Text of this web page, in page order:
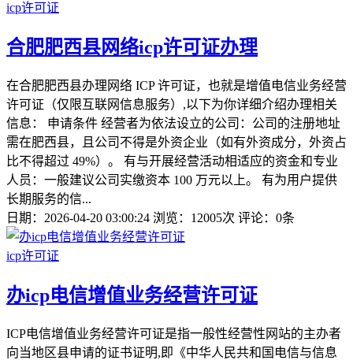
icp许可证
合肥肥西县网络icp许可证办理
在合肥肥西县办理网络 ICP 许可证，也就是增值电信业务经营
许可证（仅限互联网信息服务）,以下为你详细介绍办理相关
信息： 申请条件 经营者为依法设立的公司：公司的注册地址
需在肥西县，且公司不得是外资企业（如有外资成分，外资占
比不得超过 49%）。 有与开展经营活动相适应的资金和专业
人员：一般建议公司实缴资本 100 万元以上。 有为用户提供
长期服务的信...
日期：2026-04-20 03:00:24 浏览：12005次 评论：0条
icp许可证
办icp电信增值业务经营许可证
ICP电信增值业务经营许可证是指一般性经营性网站的主办者
向当地区县申请的证书证明,即《中华人民共和国电信与信息